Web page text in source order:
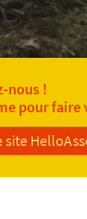
nous !
pour faire